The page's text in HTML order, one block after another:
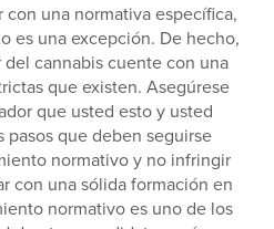
una normativa específica,
es una excepción. De hecho,
cannabis cuente con una
que existen. Asegúrese
que usted esto y usted
que deben seguirse
normativo y no infringir
con una sólida formación en
normativo es uno de los